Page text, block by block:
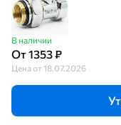
В наличии
От 1353 ₽
Цена от 18.07.2026